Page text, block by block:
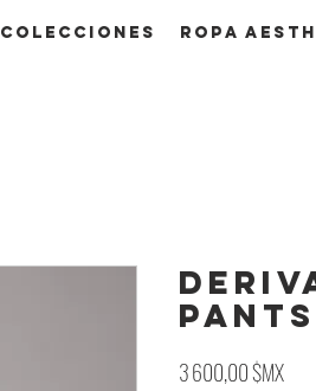
Colecciones ROPA
Pants
3 600,00 $MXPrix